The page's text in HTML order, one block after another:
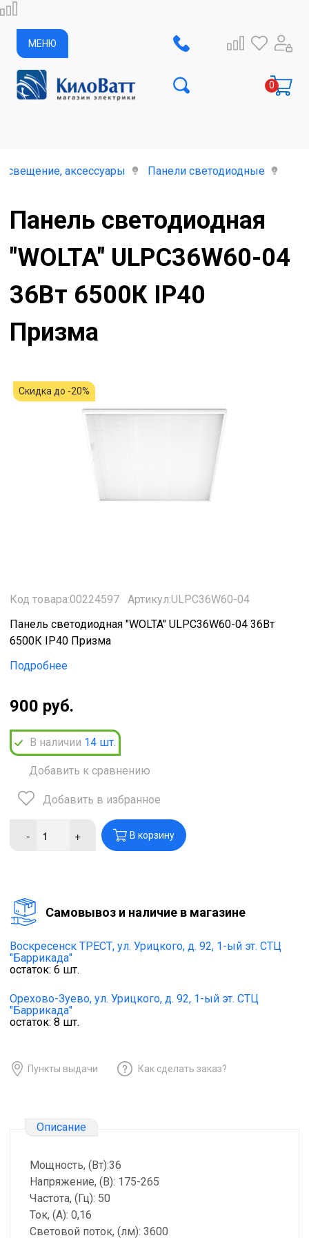
МЕНЮ
аксессуары Панели светодиодные
Панель светодиодная
"WOLTA" ULPC36W60-04
36Вт 6500К IP40
Призма
Скидка до -20%
Код товара:00224597
Артикул:ULPC36W60-04
Панель светодиодная "WOLTA" ULPC36W60-04 36Вт
6500К IP40 Призма
Подробнее
900 руб.
В наличии 14 шт.
Добавить к сравнению
Добавить в избранное
- + В корзину
Cамовывоз и наличие в магазине
Воскресенск ТРЕСТ, ул. Урицкого, д. 92, 1-ый эт. СТЦ
"Баррикада"
остаток: 6 шт.
Орехово-Зуево, ул. Урицкого, д. 92, 1-ый эт. СТЦ
"Баррикада"
остаток: 8 шт.
Пункты выдачи Как сделать заказ?
Описание
Мощность, (Вт):36
Напряжение, (В): 175-265
Частота, (Гц): 50
Ток, (А): 0,16
Световой поток, (лм): 3600